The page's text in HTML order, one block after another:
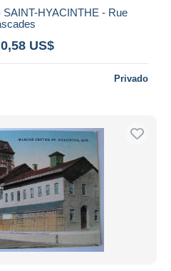
HYACINTHE - Rue
US$
Privado